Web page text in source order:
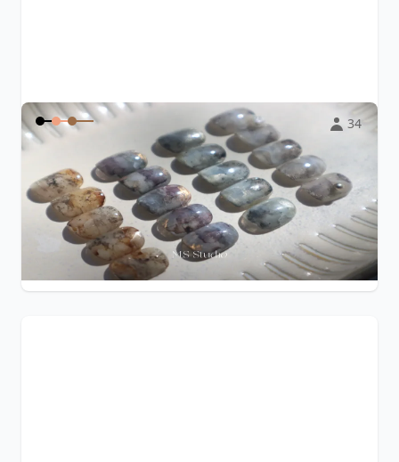
34
《染》 ink art 暈染液3+1款式課程
現正上線觀看學習 (附贈暈染液基礎理論篇) 沈浸創作，樂在
其中 透過色膠 & 暈染液與...
Nana Wang $2,500